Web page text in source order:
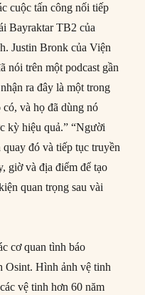
cuộc tấn công nối tiếp
Bayraktar TB2 của
Justin Bronk của Viện
nói trên một podcast gần
ra đây là một trong
và họ đã dùng nó
kỳ hiệu quả.” “Người
đó và tiếp tục truyền
giờ và địa điểm để tạo
quan trọng sau vài
cơ quan tình báo
Osint. Hình ảnh vệ tinh
vệ tinh hơn 60 năm